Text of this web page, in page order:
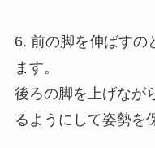
6. 前の脚を伸ばすの
ます。
後ろの脚を上げなが
るようにして姿勢を